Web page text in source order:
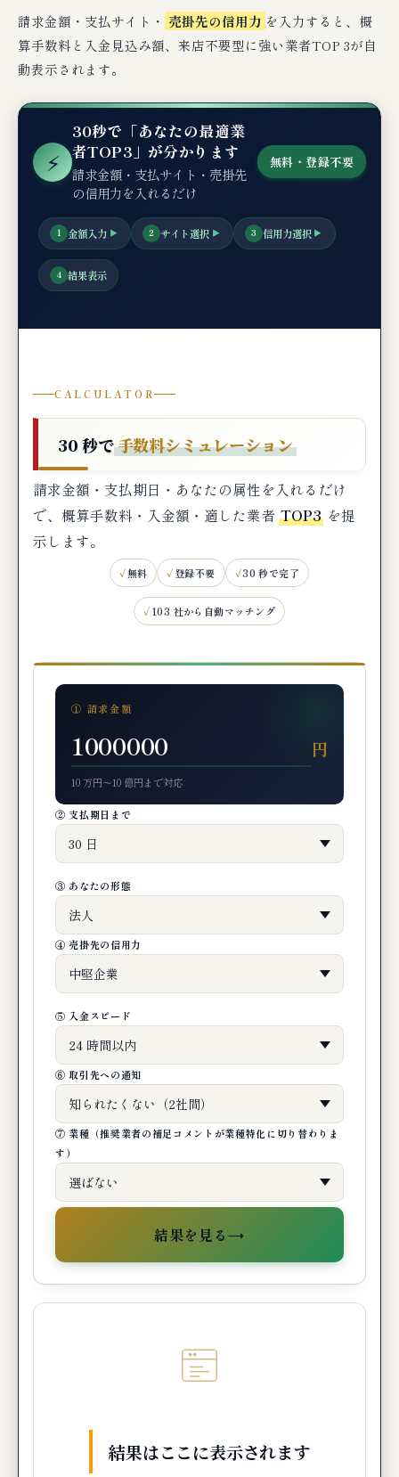
仕訳・税務処理
例1：500万円の売掛金を料率5%で2社間ファク
タリング（完全オンライン・電子契約）
クタリング（QuQuMo・電子契約）
電子契約特有の論点：印紙税ゼロ・電子帳簿保
存法対応
消費税の取扱い
🧪 編集部の実機検証コメント（QuQuMo・
PAYTODAY）
型代替案
個人事業主・フリーランス向け代替手段5選
向かない事業者
編集部の最終判断：来店不要型ファクタリ
ングはこんな事業者に最適
🔗 関連記事（編集部おすすめ）
まとめ
請求金額・支払サイト・ 売掛先の信用力 を入力すると、概
算手数料と入金見込み額、来店不要型に強い業者TOP 3が自
動表示されます。
⚡
30秒で「あなたの最適業
者TOP3」が分かります
請求金額・支払サイト・売掛先
の信用力を入れるだけ
無料・登録不要
1 金額入力 ▶ 2 サイト選択 ▶ 3 信用力選択 ▶
4 結果表示
CALCULATOR
30 秒で手数料シミュレーション
請求金額・支払期日・あなたの属性を入れるだけ
で、概算手数料・入金額・適した業者 TOP3 を提
示します。
無料 登録不要 30 秒で完了
103 社から自動マッチング
① 請求金額
円
10 万円〜10 億円まで対応
② 支払期日まで
③ あなたの形態
④ 売掛先の信用力
⑤ 入金スピード
⑥ 取引先への通知
⑦ 業種（推奨業者の補足コメントが業種特化に切り替わりま
す）
結果を見る→
結果はここに表示されます